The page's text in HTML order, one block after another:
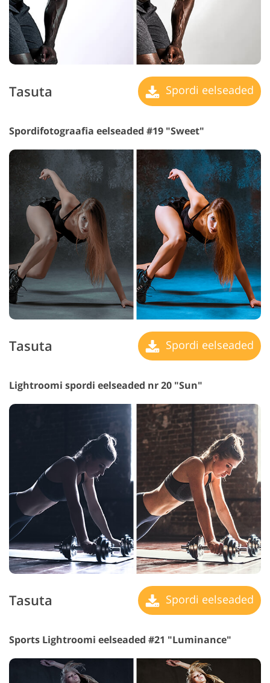
Tasuta Spordi eelseaded
Spordifotograafia eelseaded #19 "Sweet"
Tasuta Spordi eelseaded
Lightroomi spordi eelseaded nr 20 "Sun"
Tasuta Spordi eelseaded
Sports Lightroomi eelseaded #21 "Luminance"